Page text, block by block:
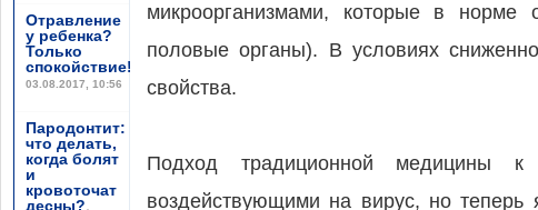
Отравление
у ребенка?
Только
спокойствие!
03.08.2017, 10:56
Пародонтит:
что делать,
когда болят
и
кровоточат
десны?,
микроорганизмами, которые в норме
половые органы). В условиях
свойства.
Подход традиционной медицины
воздействующими на вирус, но